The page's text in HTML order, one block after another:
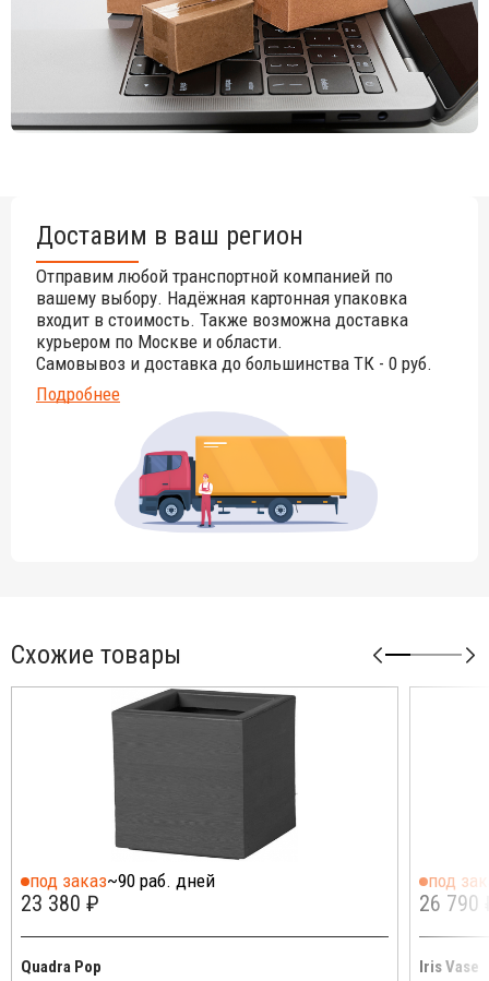
Примечание: всегда удаляйте пылезащитный колпачок со
стороны для слива воды.
Посмотреть технические характеристики.
Цена на сайте указана за Pop модель. Для уточнения всех
возможных вариантов материала и цвета данного изделия
Доставим в ваш регион
Отправим любой транспортной компанией по
вашему выбору. Надёжная картонная упаковка
входит в стоимость. Также возможна доставка
курьером по Москве и области.
Самовывоз и доставка до большинства ТК - 0 руб.
Подробнее
Схожие товары
под заказ~90 раб. дней
23 380 ₽
Quadra Pop
под
26 790
Iris Vase